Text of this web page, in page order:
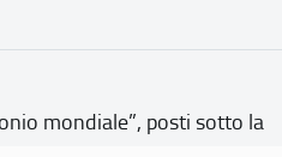
mondiale”, posti sotto la